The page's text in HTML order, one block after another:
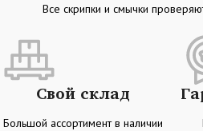
Все скрипки и смычки
Свой склад
Большой ассортимент в наличии